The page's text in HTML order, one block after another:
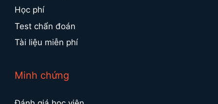
Học phí
Test chẩn đoán
Tài liệu miễn phí
Minh chứng